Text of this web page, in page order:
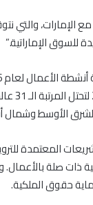
مع الإمارات،
للسوق الإماراتية.”
الأوسط وشمال
المعتمدة
مجالات رئيسية ذات صلة
حقوق الملكية.